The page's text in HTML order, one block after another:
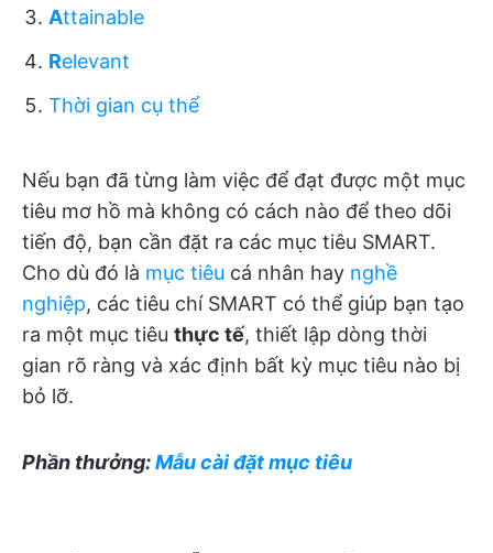
Attainable
Relevant
Thời gian cụ thể
Nếu bạn đã từng làm việc để đạt được một mục
tiêu mơ hồ mà không có cách nào để theo dõi
tiến độ, bạn cần đặt ra các mục tiêu SMART.
Cho dù đó là mục tiêu cá nhân hay nghề
nghiệp, các tiêu chí SMART có thể giúp bạn tạo
ra một mục tiêu thực tế, thiết lập dòng thời
gian rõ ràng và xác định bất kỳ mục tiêu nào bị
bỏ lỡ.
Phần thưởng:Mẫu cài đặt mục tiêu